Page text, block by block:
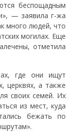
беспощадным
— заявила г-жа
много людей, что
могилах. Еще
отметила
где они ищут
церквях, а также
своих семей. Их
из мест, куда
бежать по